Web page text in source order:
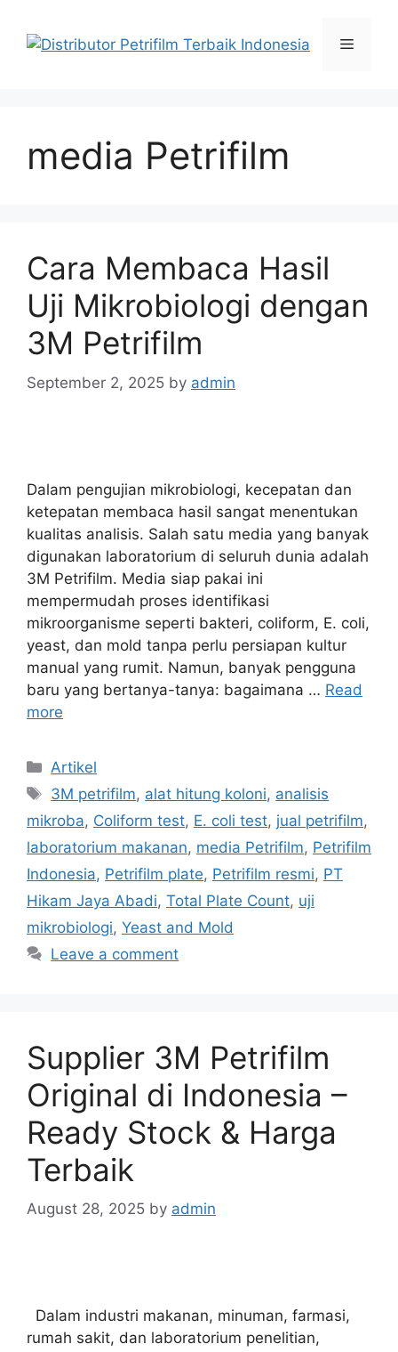
content
Menu
media Petrifilm
Cara Membaca Hasil
Uji Mikrobiologi dengan
3M Petrifilm
September 2, 2025 by admin
Dalam pengujian mikrobiologi, kecepatan dan
ketepatan membaca hasil sangat menentukan
kualitas analisis. Salah satu media yang banyak
digunakan laboratorium di seluruh dunia adalah
3M Petrifilm. Media siap pakai ini
mempermudah proses identifikasi
mikroorganisme seperti bakteri, coliform, E. coli,
yeast, dan mold tanpa perlu persiapan kultur
manual yang rumit. Namun, banyak pengguna
baru yang bertanya-tanya: bagaimana … Read
more
Categories
Artikel
Tags
3M petrifilm, alat hitung koloni, analisis
mikroba, Coliform test, E. coli test, jual petrifilm,
laboratorium makanan, media Petrifilm, Petrifilm
Indonesia, Petrifilm plate, Petrifilm resmi, PT
Hikam Jaya Abadi, Total Plate Count, uji
mikrobiologi, Yeast and Mold
Leave a comment
Supplier 3M Petrifilm
Original di Indonesia –
Ready Stock & Harga
Terbaik
August 28, 2025 by admin
Dalam industri makanan, minuman, farmasi,
rumah sakit, dan laboratorium penelitian,